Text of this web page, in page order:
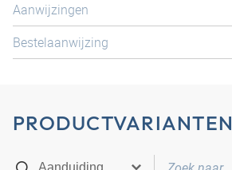
Aanwijzingen
Bestelaanwijzing
PRODUCTVARIANTEN